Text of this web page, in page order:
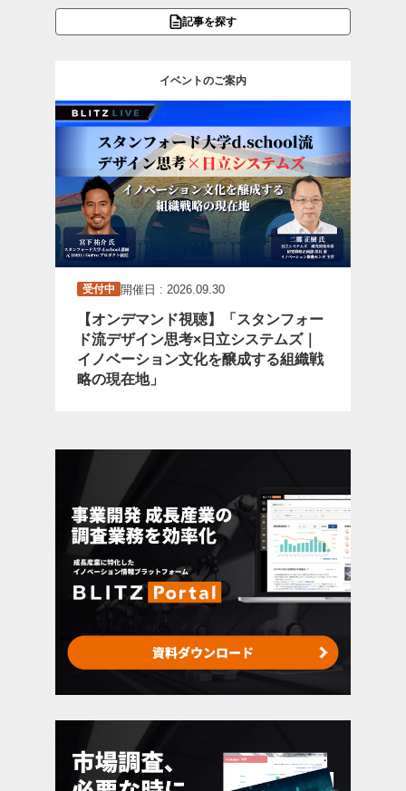
記事を探す
イベントのご案内
受付中 開催日 : 2026.09.30
【オンデマンド視聴】「スタンフォー
ド流デザイン思考×日立システムズ｜
イノベーション文化を醸成する組織戦
略の現在地」